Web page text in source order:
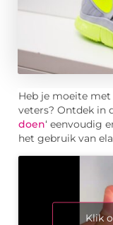
Heb je moeite
veters? Ontdek in
doen‘ eenvoudig
het gebruik van
Klik